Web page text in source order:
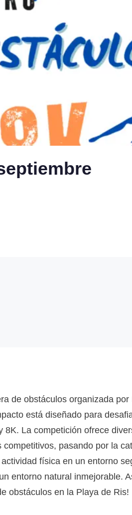
de obstáculos organizada por
está diseñado para
8K. La competición ofrece
pasando por la
física en un entorno
entorno natural inmejorable.
obstáculos en la Playa de Ris!